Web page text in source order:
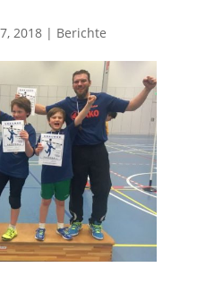
2018| Berichte